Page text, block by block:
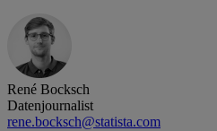
René Bocksch
Datenjournalist
rene.bocksch@statista.com